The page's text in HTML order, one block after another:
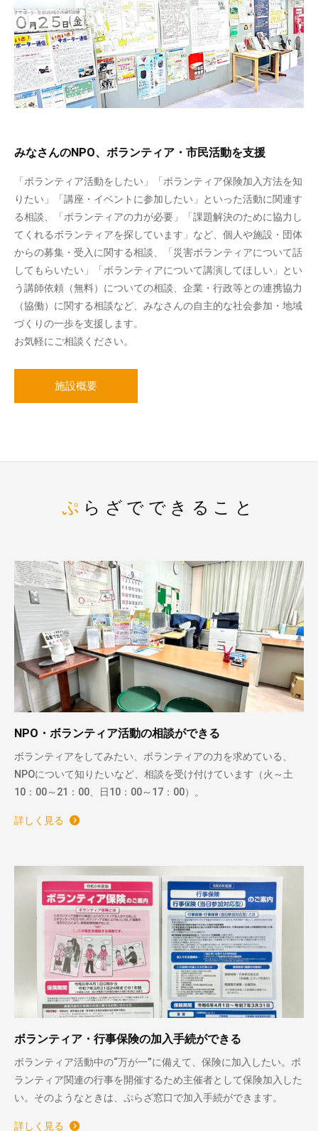
みなさんのNPO、ボランティア・市民活動を支援
「ボランティア活動をしたい」「ボランティア保険加入方法を知
りたい」「講座・イベントに参加したい」といった活動に関連す
る相談、「ボランティアの力が必要」「課題解決のために協力し
てくれるボランティアを探しています」など、個人や施設・団体
からの募集・受入に関する相談、「災害ボランティアについて話
してもらいたい」「ボランティアについて講演してほしい」とい
う講師依頼（無料）についての相談、企業・行政等との連携協力
（協働）に関する相談など、みなさんの自主的な社会参加・地域
づくりの一歩を支援します。
お気軽にご相談ください。
施設概要
ぷらざでできること
NPO・ボランティア活動の相談ができる
ボランティアをしてみたい、ボランティアの力を求めている、
NPOについて知りたいなど、相談を受け付けています（火～土
10：00～21：00、日10：00～17：00）。
詳しく見る
ボランティア・行事保険の加入手続ができる
ボランティア活動中の“万が一”に備えて、保険に加入したい。ボ
ランティア関連の行事を開催するため主催者として保険加入した
い。そのようなときは、ぷらざ窓口で加入手続ができます。
詳しく見る